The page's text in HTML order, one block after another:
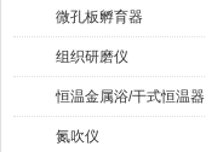
微孔板孵育器
组织研磨仪
恒温金属浴/干式恒温器
氮吹仪